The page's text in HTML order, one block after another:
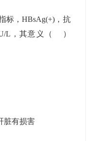
标，HBsAg(+)，抗
L，其意义（ ）
脏有损害